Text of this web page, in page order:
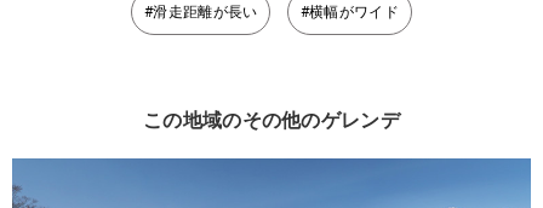
#滑走距離が長い #横幅がワイド
この地域のその他のゲレンデ